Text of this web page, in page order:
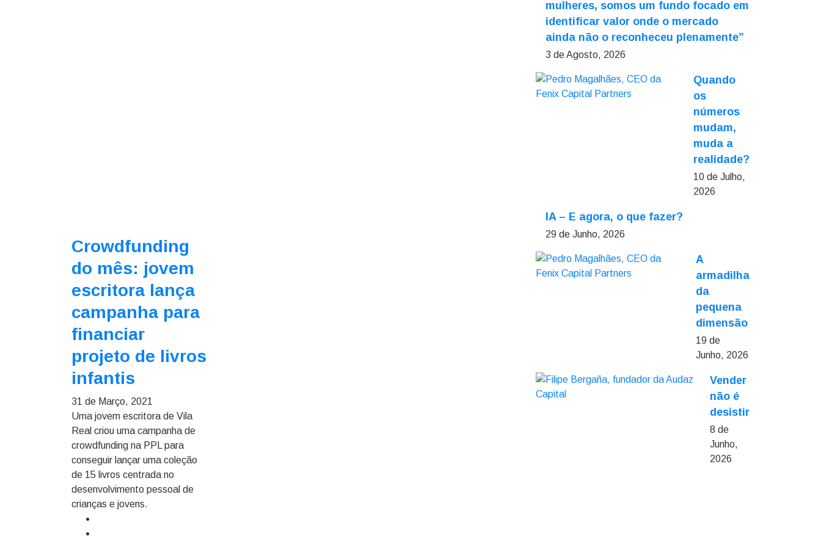
Crowdfunding
do mês: jovem
escritora lança
campanha para
financiar
projeto de livros
infantis
31 de Março, 2021
Uma jovem escritora de Vila
Real criou uma campanha de
crowdfunding na PPL para
conseguir lançar uma coleção
de 15 livros centrada no
desenvolvimento pessoal de
crianças e jovens.
mulheres, somos um fundo focado em
identificar valor onde o mercado
ainda não o reconheceu plenamente”
3 de Agosto, 2026
Quando
os
números
mudam,
muda a
realidade?
10 de Julho,
2026
IA – E agora, o que fazer?
29 de Junho, 2026
A
armadilha
da
pequena
dimensão
19 de
Junho, 2026
Vender
não é
desistir
8 de
Junho,
2026